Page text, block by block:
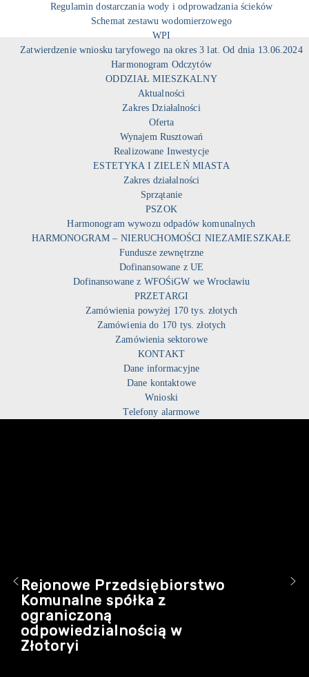
Regulamin dostarczania wody i odprowadzania ścieków
Schemat zestawu wodomierzowego
WPI
Zatwierdzenie wniosku taryfowego na okres 3 lat. Od dnia 13.06.2024
Harmonogram Odczytów
ODDZIAŁ MIESZKALNY
Aktualności
Zakres Działalności
Oferta
Wynajem Rusztowań
Realizowane Inwestycje
ESTETYKA I ZIELEŃ MIASTA
Zakres działalności
Sprzątanie
PSZOK
Harmonogram wywozu odpadów komunalnych
HARMONOGRAM – NIERUCHOMOŚCI NIEZAMIESZKAŁE
Fundusze zewnętrzne
Dofinansowane z UE
Dofinansowane z WFOŚiGW we Wrocławiu
PRZETARGI
Zamówienia powyżej 170 tys. złotych
Zamówienia do 170 tys. złotych
Zamówienia sektorowe
KONTAKT
Dane informacyjne
Dane kontaktowe
Wnioski
Telefony alarmowe
Rejonowe Przedsiębiorstwo
Komunalne spółka z
ograniczoną
odpowiedzialnością w
Złotoryi